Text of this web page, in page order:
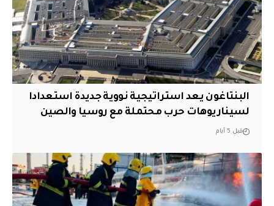
البنتاغون يعد استراتيجية نووية جديدة استعدادا
لسيناريوهات حرب محتملة مع روسيا والصين
قبل 5 أيام